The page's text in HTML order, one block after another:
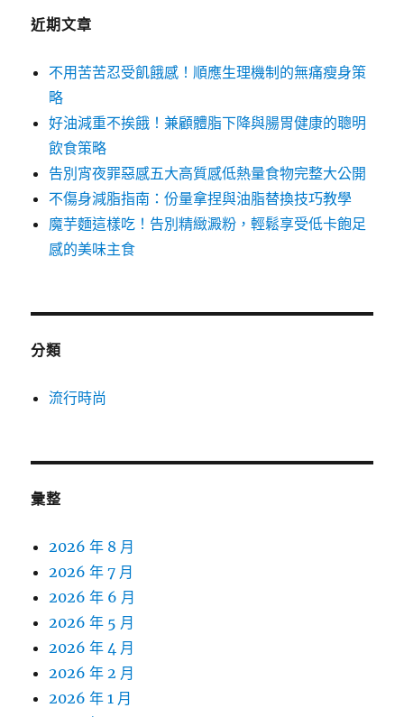
近期文章
不用苦苦忍受飢餓感！順應生理機制的無痛瘦身策
略
好油減重不挨餓！兼顧體脂下降與腸胃健康的聰明
飲食策略
告別宵夜罪惡感五大高質感低熱量食物完整大公開
不傷身減脂指南：份量拿捏與油脂替換技巧教學
魔芋麵這樣吃！告別精緻澱粉，輕鬆享受低卡飽足
感的美味主食
分類
流行時尚
彙整
2026 年 8 月
2026 年 7 月
2026 年 6 月
2026 年 5 月
2026 年 4 月
2026 年 2 月
2026 年 1 月